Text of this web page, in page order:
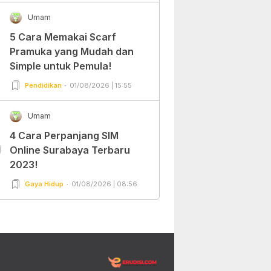
Umam
5 Cara Memakai Scarf
Pramuka yang Mudah dan
Simple untuk Pemula!
Pendidikan 01/08/2026 | 15:55
Umam
4 Cara Perpanjang SIM
Online Surabaya Terbaru
2023!
Gaya Hidup 01/08/2026 | 08:56